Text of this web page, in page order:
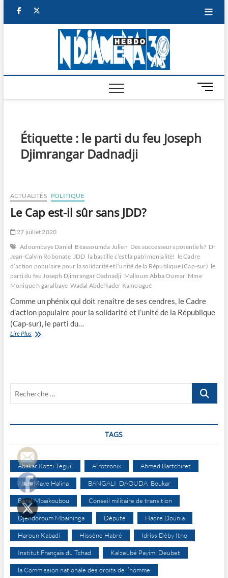
facebook
M
e
Étiquette : le parti du feu Joseph
Djimrangar Dadnadji
ACTUALITÉS POLITIQUE
Le Cap est-il sûr sans JDD?
27 juillet 2020
Adoumbaye Daniel Béassoumda Julien Des successeurs potentiels? Dr
Jean-Calvin Robonate JDD la bastille c’est la patrimonialité! le Cadre
d’action populaire pour la solidarité et l’unité de la République (Cap-sur) le
parti du feu Joseph Djimrangar Dadnadji Malloum Abba Oumar Mme
Monique Ngaralbaye Wadal Abdelkader Kamougué
Comme un phénix qui doit renaître de ses cendres, le Cadre
d’action populaire pour la solidarité et l’unité de la République
(Cap-sur), le parti du…
Lire PlusLe
Recherche
TAGS
Abakar Rozzi Teguil Afrotronix Ahmed Bartchiret
Allah-Maye Halina BANGALI DAOUDA Boukar
Béral Mbaïkoubou Conseil militaire de transition
Djéndoroum Mbaïninga Député Hadre Dounia
Haroun Kabadi Hissène Habré Idriss Déby Itno
Institut Français du Tchad Kalzeubé Payimi Deubet
la Commission nationale des droits de l’homme